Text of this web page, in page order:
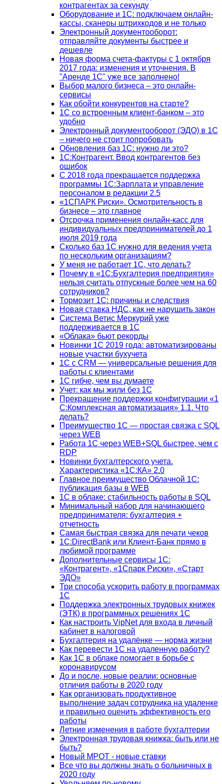
контрагентах за секунду
Оборудование и 1С: подключаем онлайн-
кассы, сканеры штрихкодов и не только
Электронный документооборот:
отправляйте документы быстрее и
дешевле
Новая форма счета-фактуры с 1 октября
2017 года: изменения и уточнения. В
"Аренде 1С" уже все заполнено!
Выбор малого бизнеса – это онлайн-
сервисы
Как обойти конкурентов на старте?
1C со встроенным клиент-банком – это
удобно
Электронный документооборот (ЭДО) в 1С
– ничего не стоит попробовать
Обновления баз 1С: нужно ли это?
1С:Контрагент. Ввод контрагентов без
ошибок
С 2018 года прекращается поддержка
программы 1С:Зарплата и управление
персоналом в редакции 2.5
«1СПАРК Риски». Осмотрительность в
бизнесе – это главное
Отсрочка применения онлайн-касс для
индивидуальных предпринимателей до 1
июля 2019 года
Сколько баз 1C нужно для ведения учета
по нескольким организациям?
У меня не работает 1С, что делать?
Почему в «1С:Бухгалтерия предприятия»
нельзя считать отпускные более чем на 60
сотрудников?
Тормозит 1C: причины и следствия
Новая ставка НДС, как не нарушить закон
Система Ветис Меркурий уже
поддерживается в 1С
«Облака» бьют рекорды
Новинки 1С 2019 года: автоматизированы
новые участки бухучета
1С с CRM — универсальные решения для
работы с клиентами
1С гибче, чем вы думаете
Учет: как мы жили без 1С
Прекращение поддержки конфигурации «1
С:Комплексная автоматизация» 1.1. Что
делать?
Преимущество 1С — простая связка с SQL
через WEB
Работа 1С через WEB+SQL быстрее, чем с
RDP
Новинки бухгалтерского учета.
Характеристика «1С:КА» 2.0
Главное преимущество Облачной 1С:
публикация базы в WEB
1С в облаке: стабильность работы в SQL
Минимальный набор для начинающего
предпринимателя: бухгалтерия +
отчетность
Самая быстрая связка для печати чеков
1С:DirectBank или Клиент-Банк прямо в
любимой программе
Дополнительные сервисы 1С:
«Контрагент», «1Спарк Риски», «Старт
ЭДО»
Три способа ускорить работу в программах
1С
Поддержка электронных трудовых книжек
(ЭТК) в программных решениях 1С
Как настроить VipNet для входа в личный
кабинет в налоговой
Бухгалтерия на удалёнке — норма жизни
Как перевести 1С на удаленную работу?
Как 1С в облаке помогает в борьбе с
коронавирусом
До и после, новые реалии: основные
отличия работы в 2020 году
Как организовать продуктивное
выполнение задач сотрудника на удаленке
и правильно оценить эффективность его
работы
Летние изменения в работе бухгалтерии
Электронная трудовая книжка: быть или не
быть?
Новый МРОТ - новые ставки
Все что вы должны знать о больничных в
2020 году